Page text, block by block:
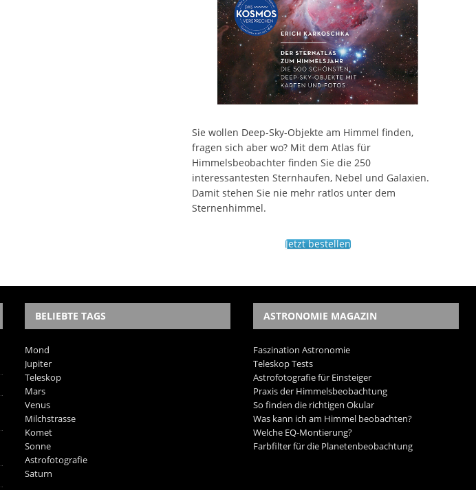
Sie wollen Deep-Sky-Objekte am Himmel finden,
fragen sich aber wo? Mit dem Atlas für
Himmelsbeobachter finden Sie die 250
interessantesten Sternhaufen, Nebel und Galaxien.
Damit stehen Sie nie mehr ratlos unter dem
Sternenhimmel.
Jetzt bestellen
BELIEBTE TAGS
Mond
Jupiter
Teleskop
Mars
Venus
Milchstrasse
Komet
Sonne
Astrofotografie
Saturn
ASTRONOMIE MAGAZIN
Faszination Astronomie
Teleskop Tests
Astrofotografie für Einsteiger
Praxis der Himmelsbeobachtung
So finden die richtigen Okular
Was kann ich am Himmel beobachten?
Welche EQ-Montierung?
Farbfilter für die Planetenbeobachtung